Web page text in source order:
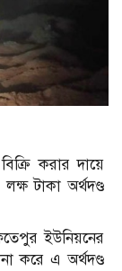
করার দায়ে
টাকা অর্থদণ্ড
ইউনিয়নের
করে এ অর্থদণ্ড